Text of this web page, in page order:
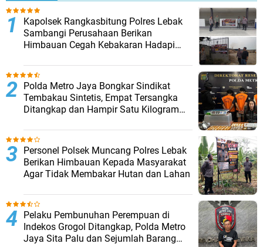
Kapolsek Rangkasbitung Polres Lebak
Sambangi Perusahaan Berikan
Himbauan Cegah Kebakaran Hadapi
‎Polda Metro Jaya Bongkar Sindikat
Tembakau Sintetis, Empat Tersangka
Ditangkap dan Hampir Satu Kilogram
Personel Polsek Muncang Polres Lebak
Berikan Himbauan Kepada Masyarakat
Agar Tidak Membakar Hutan dan Lahan
Pelaku Pembunuhan Perempuan di
Indekos Grogol Ditangkap, Polda Metro
Jaya Sita Palu dan Sejumlah Barang